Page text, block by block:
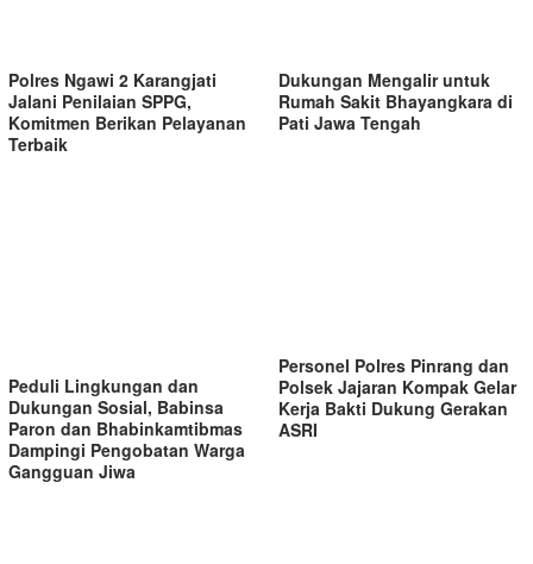
Polres Ngawi 2 Karangjati
Jalani Penilaian SPPG,
Komitmen Berikan Pelayanan
Terbaik
Dukungan Mengalir untuk
Rumah Sakit Bhayangkara di
Pati Jawa Tengah
Peduli Lingkungan dan
Dukungan Sosial, Babinsa
Paron dan Bhabinkamtibmas
Dampingi Pengobatan Warga
Gangguan Jiwa
Personel Polres Pinrang dan
Polsek Jajaran Kompak Gelar
Kerja Bakti Dukung Gerakan
ASRI